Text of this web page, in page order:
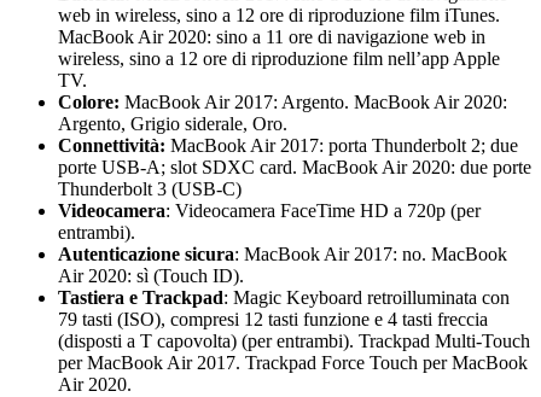
web in wireless, sino a 12 ore di riproduzione film iTunes.
MacBook Air 2020: sino a 11 ore di navigazione web in
wireless, sino a 12 ore di riproduzione film nell’app Apple
TV.
Colore: MacBook Air 2017: Argento. MacBook Air 2020:
Argento, Grigio siderale, Oro.
Connettività: MacBook Air 2017: porta Thunderbolt 2; due
porte USB‑A; slot SDXC card. MacBook Air 2020: due porte
Thunderbolt 3 (USB‑C)
Videocamera: Videocamera FaceTime HD a 720p (per
entrambi).
Autenticazione sicura: MacBook Air 2017: no. MacBook
Air 2020: sì (Touch ID).
Tastiera e Trackpad: Magic Keyboard retroilluminata con
79 tasti (ISO), compresi 12 tasti funzione e 4 tasti freccia
(disposti a T capovolta) (per entrambi). Trackpad Multi‑Touch
per MacBook Air 2017. Trackpad Force Touch per MacBook
Air 2020.